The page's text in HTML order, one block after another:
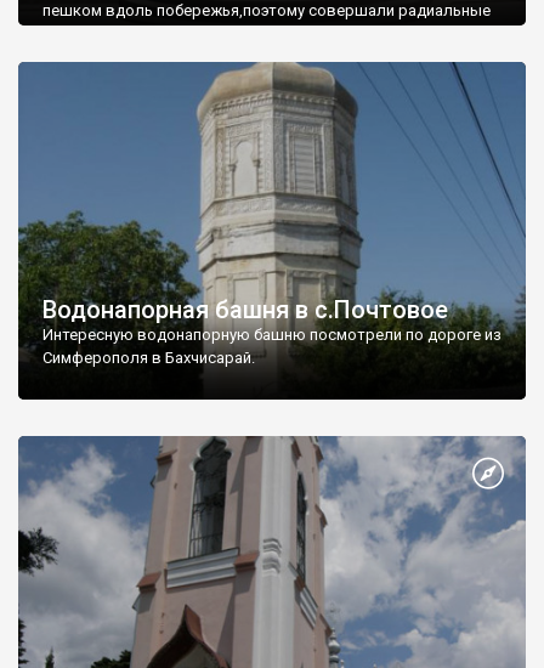
пешком вдоль побережья,поэтому совершали радиальные
Водонапорная башня в с.Почтовое
Интересную водонапорную башню посмотрели по дороге из
Симферополя в Бахчисарай.